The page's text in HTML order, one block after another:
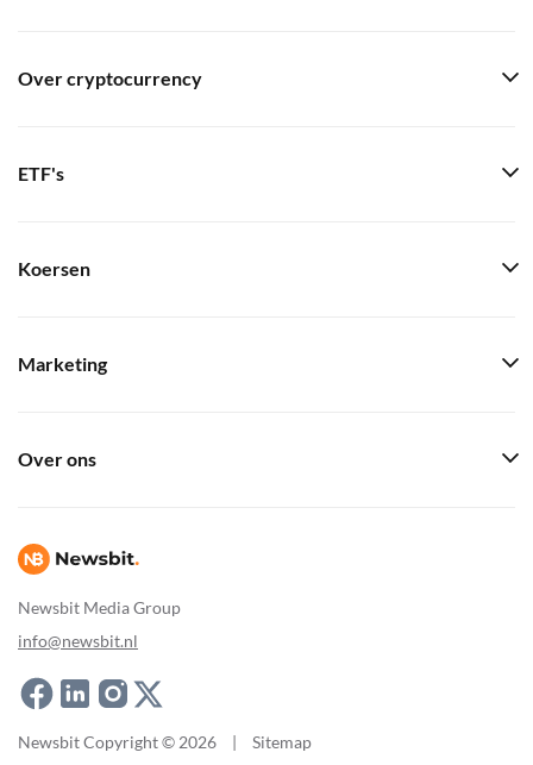
Newsbit Media Group
info@newsbit.nl
Over cryptocurrency
ETF's
Koersen
Marketing
Over ons
Newsbit Copyright © 2026 | Sitemap